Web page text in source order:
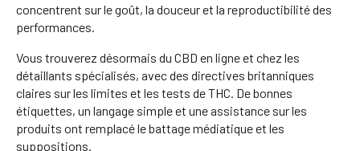
concentrent sur le goût, la douceur et la reproductibilité des
performances.
Vous trouverez désormais du CBD en ligne et chez les
détaillants spécialisés, avec des directives britanniques
claires sur les limites et les tests de THC. De bonnes
étiquettes, un langage simple et une assistance sur les
produits ont remplacé le battage médiatique et les
suppositions.